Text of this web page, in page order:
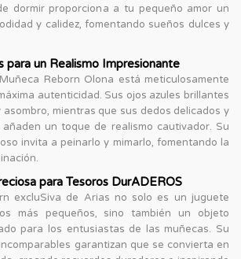
dormir proporciona a tu pequeño amor un
y calidez, fomentando sueños dulces y
para un Realismo Impresionante
Reborn Olona está meticulosamente
autenticidad. Sus ojos azules brillantes
mientras que sus dedos delicados y
un toque de realismo cautivador. Su
invita a peinarlo y mimarlo, fomentando la
para Tesoros DurADEROS
excluSiva de Arias no solo es un juguete
más pequeños, sino también un objeto
para los entusiastas de las muñecas. Su
garantizan que se convierta en